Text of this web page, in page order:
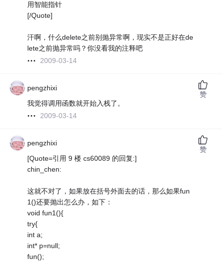
用智能指针
[/Quote]
汗啊，什么delete之前别抛异常啊，现实不是正好在de
lete之前抛异常吗？你没看我的注释吧
2009-03-14
pengzhixi
我觉得调用函数就开始入栈了。
2009-03-14
赞
pengzhixi
[Quote=引用 9 楼 cs60089 的回复:]
chin_chen:
这就不对了，如果放在括号外面去的话，那么如果fun
1()还要抛出怎么办，如下：
void fun1(){
try{
int a;
int* p=null;
fun();
赞